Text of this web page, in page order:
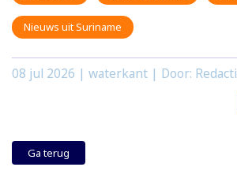
Nieuws uit Suriname
08 jul 2026 | waterkant | Door:
Ga terug